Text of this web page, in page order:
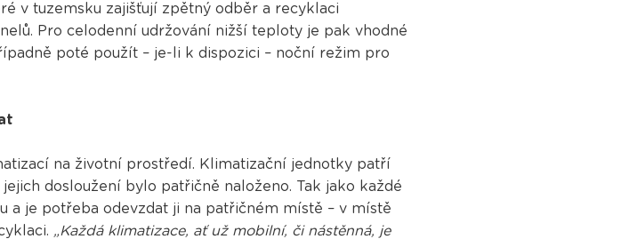
v tuzemsku zajišťují zpětný odběr a recyklaci
Pro celodenní udržování nižší teploty je pak vhodné
poté použít – je-li k dispozici – noční režim pro
na životní prostředí. Klimatizační jednotky patří
dosloužení bylo patřičně naloženo. Tak jako každé
a je potřeba odevzdat ji na patřičném místě – v místě
„Každá klimatizace, ať už mobilní, či nástěnná, je